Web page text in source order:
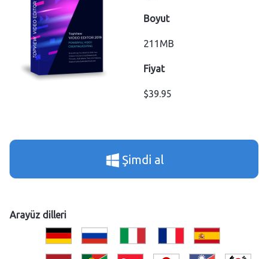
Boyut
211MB
Fiyat
$39.95
Şimdi al
Arayüz dilleri